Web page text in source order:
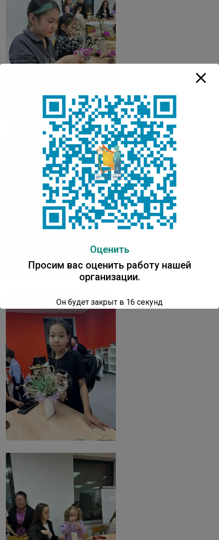
Оценить
Просим вас оценить работу нашей
организации.
Он будет закрыт в 15 секунд